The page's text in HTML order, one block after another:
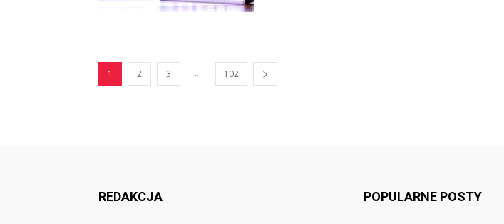
1 2 3 ... 102
REDAKCJA POPULARNE POSTY